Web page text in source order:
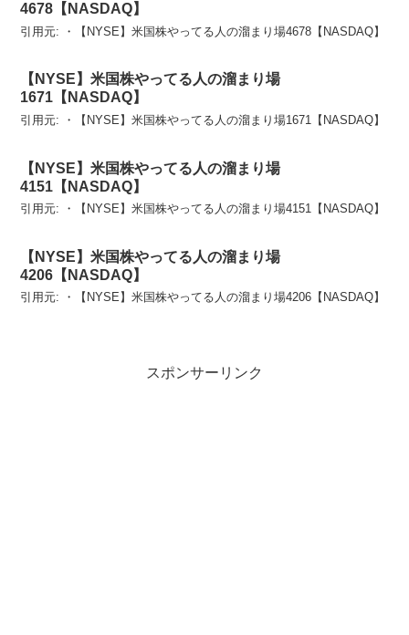
4678【NASDAQ】
引用元: ・【NYSE】米国株やってる人の溜まり場4678【NASDAQ】
【NYSE】米国株やってる人の溜まり場
1671【NASDAQ】
引用元: ・【NYSE】米国株やってる人の溜まり場1671【NASDAQ】
【NYSE】米国株やってる人の溜まり場
4151【NASDAQ】
引用元: ・【NYSE】米国株やってる人の溜まり場4151【NASDAQ】
【NYSE】米国株やってる人の溜まり場
4206【NASDAQ】
引用元: ・【NYSE】米国株やってる人の溜まり場4206【NASDAQ】
スポンサーリンク